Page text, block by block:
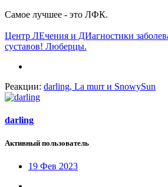
Самое лучшее - это ЛФК.
Центр ЛЕчения и ДИагностики
суставов! Люберцы.
Реакции: darling, La murrи SnowySun
darling
Активный пользователь
19 Фев 2023